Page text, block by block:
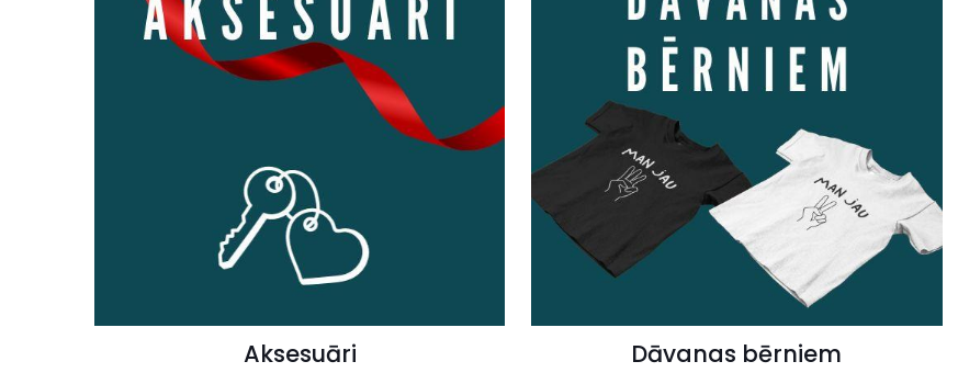
Aksesuāri Dāvanas bērniem